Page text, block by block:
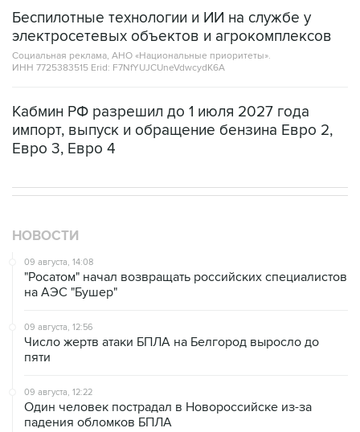
Беспилотные технологии и ИИ на службе у
электросетевых объектов и агрокомплексов
Социальная реклама, АНО «Национальные приоритеты».
ИНН 7725383515 Erid: F7NfYUJCUneVdwcydK6A
Кабмин РФ разрешил до 1 июля 2027 года
импорт, выпуск и обращение бензина Евро 2,
Евро 3, Евро 4
НОВОСТИ
09 августа, 14:08
"Росатом" начал возвращать российских специалистов
на АЭС "Бушер"
09 августа, 12:56
Число жертв атаки БПЛА на Белгород выросло до
пяти
09 августа, 12:22
Один человек пострадал в Новороссийске из-за
падения обломков БПЛА